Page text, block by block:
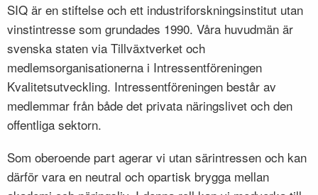
SIQ är en stiftelse och ett industriforskningsinstitut utan
vinstintresse som grundades 1990. Våra huvudmän är
svenska staten via Tillväxtverket och
medlemsorganisationerna i Intressentföreningen
Kvalitetsutveckling. Intressentföreningen består av
medlemmar från både det privata näringslivet och den
offentliga sektorn.
Som oberoende part agerar vi utan särintressen och kan
därför vara en neutral och opartisk brygga mellan